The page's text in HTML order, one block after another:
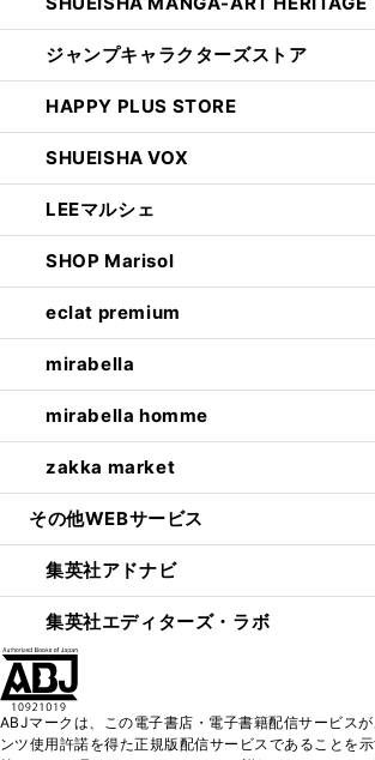
ジャンプキャラクターズストア
HAPPY PLUS STORE
SHUEISHA VOX
LEEマルシェ
SHOP Marisol
eclat premium
mirabella
mirabella homme
zakka market
その他WEBサービス
集英社アドナビ
集英社エディターズ・ラボ
ABJマークは、この電子書店・電子書籍配信サービス
ンツ使用許諾を得た正規版配信サービスであることを